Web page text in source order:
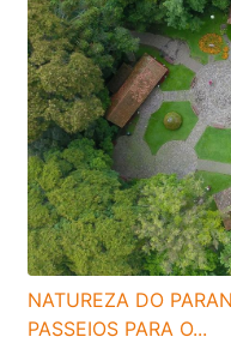
NATUREZA DO
PASSEIOS PARA O...